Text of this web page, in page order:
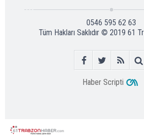
0546 595 62 63
Tüm Hakları Saklıdır © 2019 61
Haber Scripti